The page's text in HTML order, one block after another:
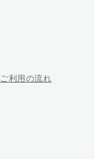
ご利用の流れ